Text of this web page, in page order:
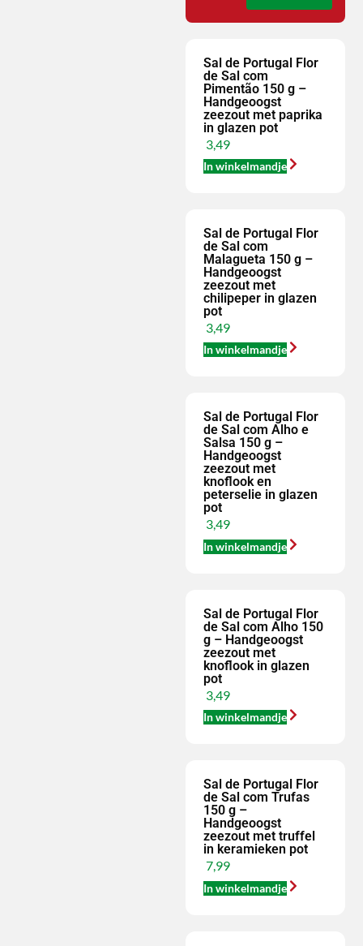
Sal de Portugal Flor
de Sal com
Pimentão 150 g –
Handgeoogst
zeezout met paprika
in glazen pot
3,49
In winkelmandje
Sal de Portugal Flor
de Sal com
Malagueta 150 g –
Handgeoogst
zeezout met
chilipeper in glazen
pot
3,49
In winkelmandje
Sal de Portugal Flor
de Sal com Alho e
Salsa 150 g –
Handgeoogst
zeezout met
knoflook en
peterselie in glazen
pot
3,49
In winkelmandje
Sal de Portugal Flor
de Sal com Alho 150
g – Handgeoogst
zeezout met
knoflook in glazen
pot
3,49
In winkelmandje
Sal de Portugal Flor
de Sal com Trufas
150 g –
Handgeoogst
zeezout met truffel
in keramieken pot
7,99
In winkelmandje